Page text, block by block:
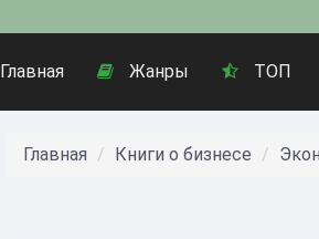
Главная Жанры ТОП
Главная Книги о бизнесе